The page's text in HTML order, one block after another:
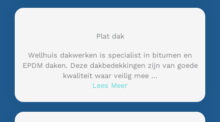
Plat dak
Wellhuis dakwerken is specialist in bitumen en
EPDM daken. Deze dakbedekkingen zijn van goede
kwaliteit waar veilig mee …
Lees Meer